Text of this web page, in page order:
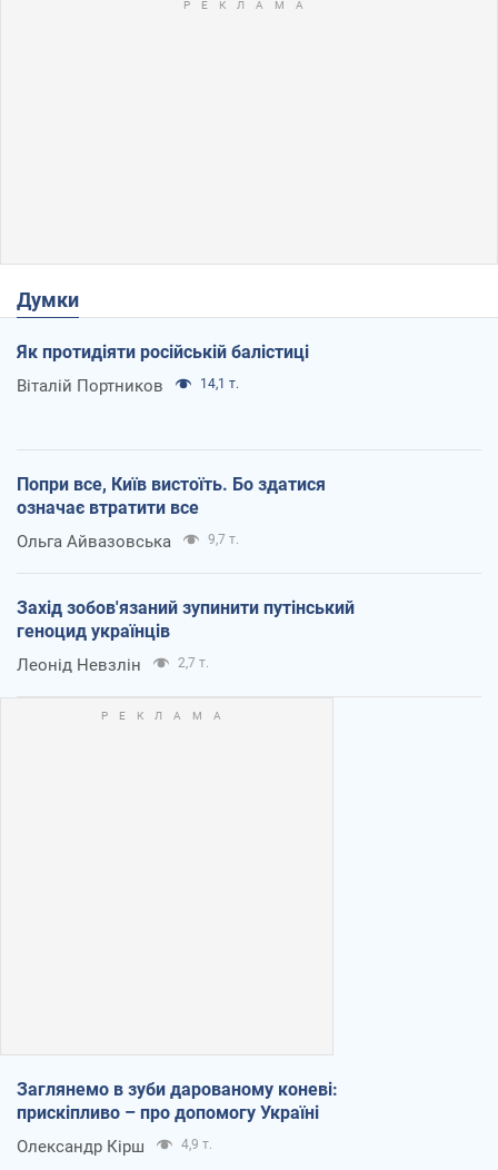
Думки
Як протидіяти російській балістиці
Віталій Портников 14,1 т.
Попри все, Київ вистоїть. Бо здатися
означає втратити все
Ольга Айвазовська 9,7 т.
Захід зобов'язаний зупинити путінський
геноцид українців
Леонід Невзлін 2,7 т.
Заглянемо в зуби дарованому коневі:
прискіпливо – про допомогу Україні
Олександр Кірш 4,9 т.